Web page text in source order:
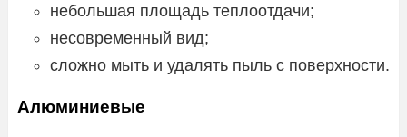
небольшая площадь теплоотдачи;
несовременный вид;
сложно мыть и удалять пыль с поверхности.
Алюминиевые